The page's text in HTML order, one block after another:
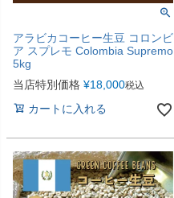
アラビカコーヒー生豆 コロンビ
ア スプレモ Colombia Supremo
5kg
当店特別価格 ¥18,000税込
カートに入れる